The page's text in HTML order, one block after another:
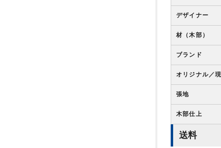
デザイナー
材（木部）
ブランド
オリジナル／
張地
木部仕上
送料